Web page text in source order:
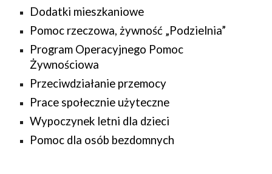
Dodatki mieszkaniowe
Pomoc rzeczowa, żywność „Podzielnia”
Program Operacyjnego Pomoc
Żywnościowa
Przeciwdziałanie przemocy
Prace społecznie użyteczne
Wypoczynek letni dla dzieci
Pomoc dla osób bezdomnych